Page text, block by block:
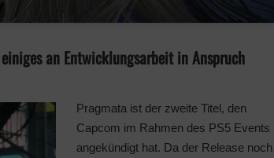
an Entwicklungsarbeit in Anspruch
Pragmata ist der zweite Titel, den
Capcom im Rahmen des PS5 Events
angekündigt hat. Da der Release noch